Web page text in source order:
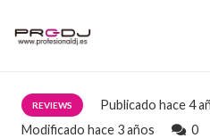
REVIEWS Publicadohace 4
Modificado hace 3 años 0